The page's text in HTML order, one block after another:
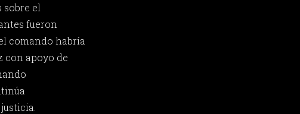
el
fueron
comando habría
con apoyo de